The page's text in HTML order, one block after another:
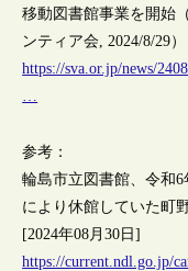
移動図書館事業を開始
ンティア会, 2024/8/29）
https://sva.or.jp/news/
…
参考：
輪島市立図書館、令和
により休館していた町
[2024年08月30日]
https://current.ndl.go.jp/